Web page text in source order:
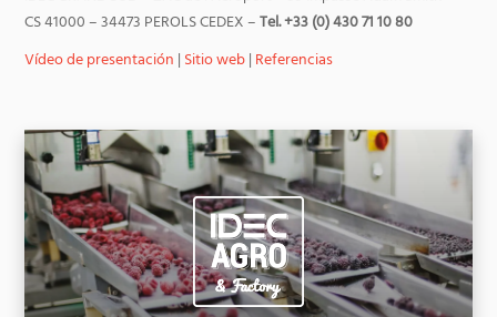
CS 41000 – 34473 PEROLS CEDEX –Tel. +33 (0) 430 71 10 80
Vídeo de presentación | Sitio web| Referencias